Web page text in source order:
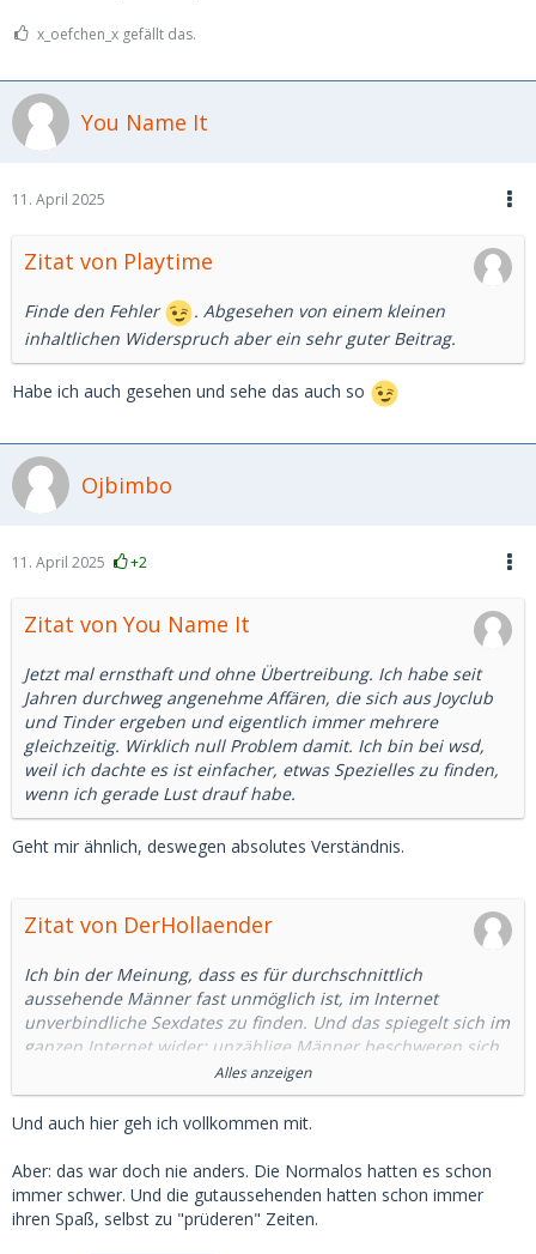
Es herrscht ein massives Ungleichgewicht zwischen Angebot
sprechen die Zahlen gegen dich.
Ich freue mich für dich, wenn du behauptest, dass du im
Internet leicht Sexdates bekommen kannst, aber das ist für
x_oefchen_x gefällt das.
You Name It
11. April 2025
Zitat von Playtime
Finde den Fehler
. Abgesehen von einem kleinen
inhaltlichen Widerspruch aber ein sehr guter Beitrag.
Habe ich auch gesehen und sehe das auch so
Ojbimbo
11. April 2025 +2
Zitat von You Name It
Jetzt mal ernsthaft und ohne Übertreibung. Ich habe seit
Jahren durchweg angenehme Affären, die sich aus Joyclub
und Tinder ergeben und eigentlich immer mehrere
gleichzeitig. Wirklich null Problem damit. Ich bin bei wsd,
weil ich dachte es ist einfacher, etwas Spezielles zu finden,
wenn ich gerade Lust drauf habe.
Geht mir ähnlich, deswegen absolutes Verständnis.
Zitat von DerHollaender
Ich bin der Meinung, dass es für durchschnittlich
aussehende Männer fast unmöglich ist, im Internet
unverbindliche Sexdates zu finden. Und das spiegelt sich im
ganzen Internet wider: unzählige Männer beschweren sich,
dass Dating-Apps für sie nicht gut funktionieren.
Ich würde sagen, ich sehe überdurchschnittlich gut aus. Ich
bekomme fast immer (sehr) positives Feedback zu meinen
Bildern bei MSD und schaffe es, auf Tinder eine ordentliche
Anzahl an Matches zu bekommen. Aber diese Matches
lassen sich nicht in unverbindliche sexuelle Beziehungen
umwandeln.
Alles anzeigen
Und auch hier geh ich vollkommen mit.
Aber: das war doch nie anders. Die Normalos hatten es schon
immer schwer. Und die gutaussehenden hatten schon immer
ihren Spaß, selbst zu "prüderen" Zeiten.